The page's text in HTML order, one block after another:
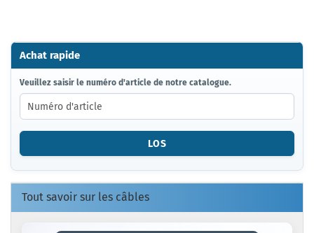
Achat rapide
VEUILLEZ
SAISIR
LE
NUMÉRO
D'ARTICLE
NOTRE
CATALOGUE.
Veuillez saisir le numéro d'article de notre catalogue.
LOS
Tout savoir sur les câbles